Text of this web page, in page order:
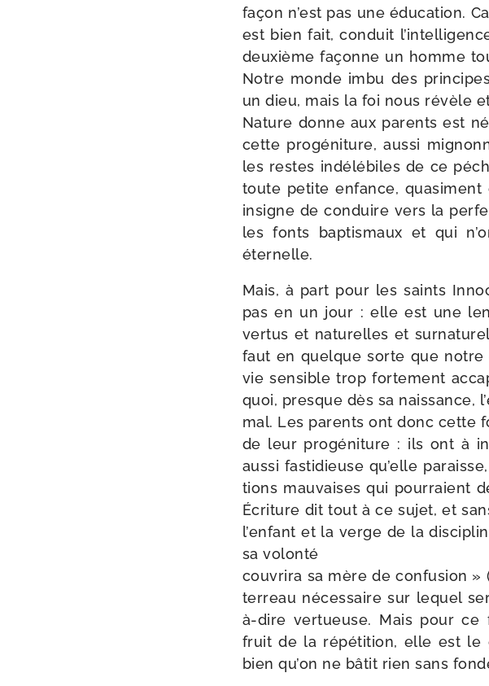
façon n’est pas une édu­ca­tion.
est bien fait, conduit
deuxième façonne un homme
Notre monde imbu des
un dieu, mais la foi nous révèle
Nature donne aux parents est
cette pro­gé­ni­ture, aus­si
les restes indé­lé­biles de ce
toute petite enfance,
insigne de conduire vers la
les fonts bap­tis­maux et qui
éternelle.
Mais, à part pour les saints
pas en un jour : elle est une
ver­tus et natu­relles et
faut en quelque sorte que
vie sen­sible trop for­te­ment
quoi, presque dès sa nais­sance,
mal. Les parents ont donc cette
de leur pro­gé­ni­ture : ils ont à
aus­si fas­ti­dieuse qu’elle
tions mau­vaises qui pour­raient
Écriture dit tout à ce sujet, et
l’enfant et la verge de la
sa volon­té
cou­vri­ra sa mère de confu­sion »
ter­reau néces­saire sur lequel
à-dire ver­tueuse. Mais pour ce
fruit de la répé­ti­tion, elle est le
bien qu’on ne bâtit rien sans